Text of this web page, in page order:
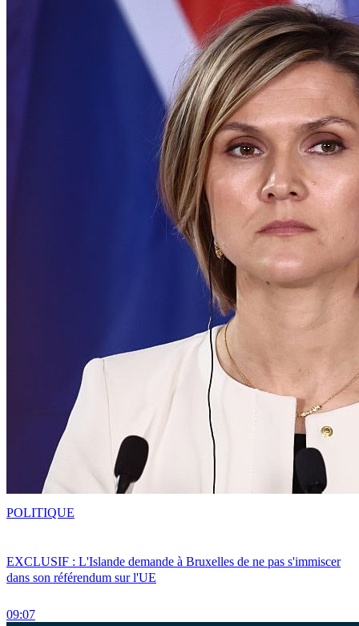
EXCLUSIF : L'Islande demande à Bruxelles de ne pas s'immiscer
dans son référendum sur l'UE
09:07
POLITIQUE